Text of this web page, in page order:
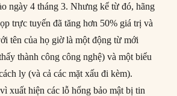
ngày 4 tháng 3. Nhưng kể từ đó, hãng
trực tuyến đã tăng hơn 50% giá trị và
tên của họ giờ là một động từ mới
thành công công nghệ) và một biểu
ly (và cả các mặt xấu đi kèm).
xuất hiện các lỗ hổng bảo mật bị tin